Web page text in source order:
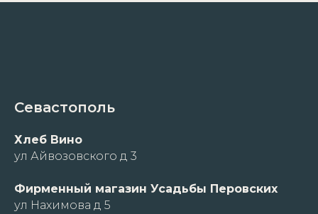
Севастополь
Хлеб Вино
ул Айвозовского д 3
Фирменный магазин Усадьбы Перовских
ул Нахимова д 5